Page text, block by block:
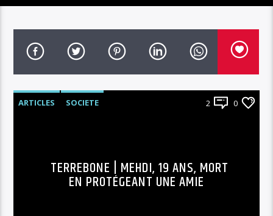
ARTICLES SOCIETE 2 0
TERREBONE | MEHDI, 19 ANS, MORT
EN PROTÉGEANT UNE AMIE